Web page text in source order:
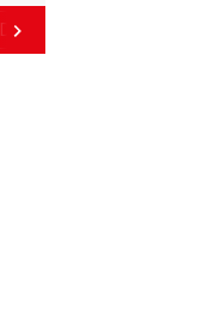
Donald Trump